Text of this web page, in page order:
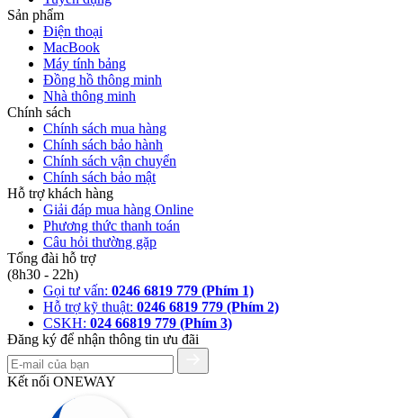
Sản phẩm
Điện thoại
MacBook
Máy tính bảng
Đồng hồ thông minh
Nhà thông minh
Chính sách
Chính sách mua hàng
Chính sách bảo hành
Chính sách vận chuyển
Chính sách bảo mật
Hỗ trợ khách hàng
Giải đáp mua hàng Online
Phương thức thanh toán
Câu hỏi thường gặp
Tổng đài hỗ trợ
(8h30 - 22h)
Gọi tư vấn: 0246 6819 779 (Phím 1)
Hỗ trợ kỹ thuật: 0246 6819 779 (Phím 2)
CSKH: 024 66819 779 (Phím 3)
Đăng ký để nhận thông tin ưu đãi
Kết nối ONEWAY